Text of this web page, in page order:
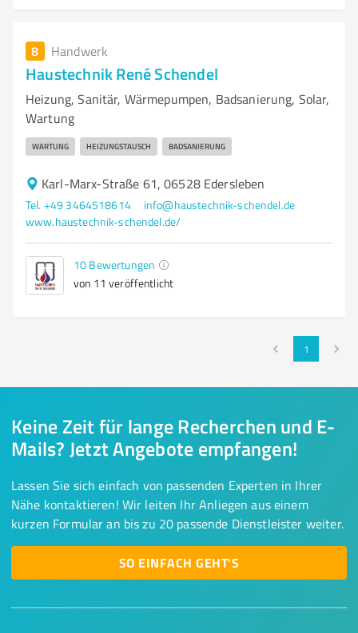
8 Handwerk
Haustechnik René Schendel
Heizung, Sanitär, Wärmepumpen, Badsanierung, Solar,
Wartung
WARTUNG HEIZUNGSTAUSCH BADSANIERUNG
Karl-Marx-Straße 61, 06528 Edersleben
Tel. +49 3464518614
info@haustechnik-schendel.de
www.haustechnik-schendel.de/
10 Bewertungen
von 11 veröffentlicht
1
Keine Zeit für lange Recherchen und E-
Mails? Jetzt Angebote empfangen!
Lassen Sie sich einfach von passenden Experten in Ihrer
Nähe kontaktieren! Wir leiten Ihr Anliegen aus einem
kurzen Formular an bis zu 20 passende Dienstleister weiter.
SO EINFACH GEHT'S